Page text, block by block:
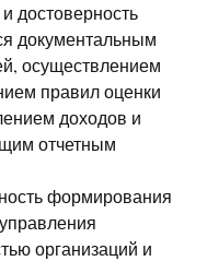
достоверность
документальным
осуществлением
правил оценки
доходов и
отчетным
формирования
организаций и